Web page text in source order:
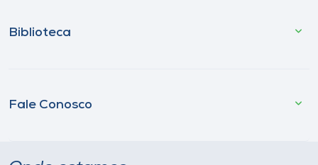
Biblioteca
Fale Conosco